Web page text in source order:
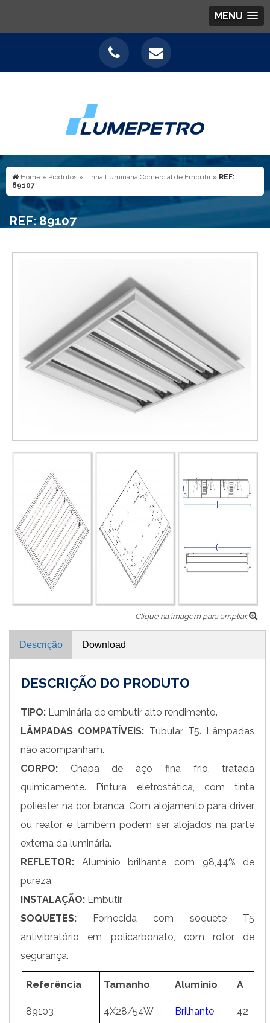
MENU
Home » Produtos » Linha Luminária Comercial de Embutir » REF:
89107
REF: 89107
Clique na imagem para ampliar.
Descrição Download
DESCRIÇÃO DO PRODUTO
TIPO: Luminária de embutir alto rendimento.
LÂMPADAS COMPATÍVEIS: Tubular T5. Lâmpadas
não acompanham.
CORPO: Chapa de aço fina frio, tratada
quimicamente. Pintura eletrostática, com tinta
poliéster na cor branca. Com alojamento para driver
ou reator e também podem ser alojados na parte
externa da luminária.
REFLETOR: Alumínio brilhante com 98,44% de
pureza.
INSTALAÇÃO: Embutir.
SOQUETES: Fornecida com soquete T5
antivibratório em policarbonato, com rotor de
segurança.
Referência Tamanho Alumínio A
89103 4X28/54W Brilhante 42